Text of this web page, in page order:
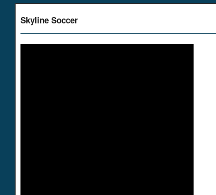
Skyline Soccer